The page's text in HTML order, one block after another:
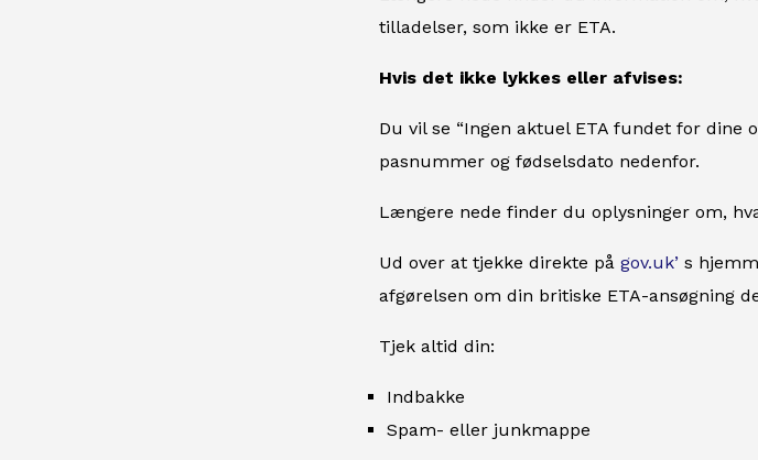
tilladelser, som ikke er ETA.
Hvis det ikke lykkes eller afvises:
Du vil se “Ingen aktuel ETA fundet for
pasnummer og fødselsdato nedenfor.
Længere nede finder du oplysninger om,
Ud over at tjekke direkte på gov.uk’ s
afgørelsen om din britiske ETA-ansøgning
Tjek altid din:
Indbakke
Spam- eller junkmappe